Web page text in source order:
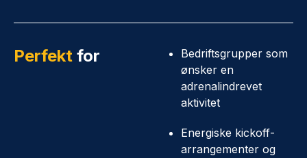
Perfekt for
Bedriftsgrupper som
ønsker en
adrenalindrevet
aktivitet
Energiske kickoff-
arrangementer og